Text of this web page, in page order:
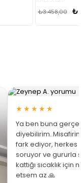
₺2.600,00
★★★★★
Ya ben buna
diyebilirim.
fark ediyor, herkes
soruyor ve gururla
kattığı sıcaklık
etsem az 🙏